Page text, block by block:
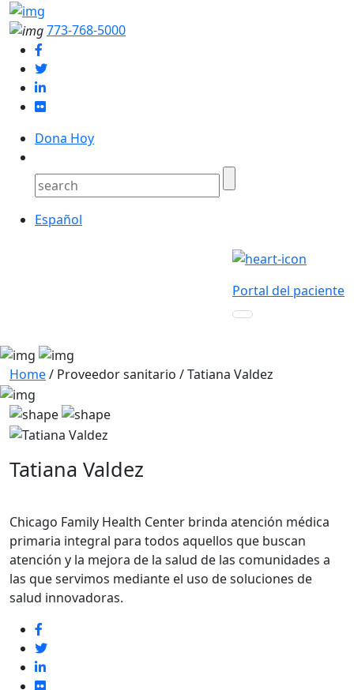
773-768-5000
Dona Hoy
Español
Portal del paciente
Home/ Proveedor sanitario /Tatiana Valdez
Tatiana Valdez
Chicago Family Health Center brinda atención médica
primaria integral para todos aquellos que buscan
atención y la mejora de la salud de las comunidades a
las que servimos mediante el uso de soluciones de
salud innovadoras.